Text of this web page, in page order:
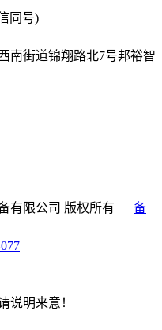
同号)
南街道锦翔路北7号邦裕智
备有限公司 版权所有 备
说明来意！